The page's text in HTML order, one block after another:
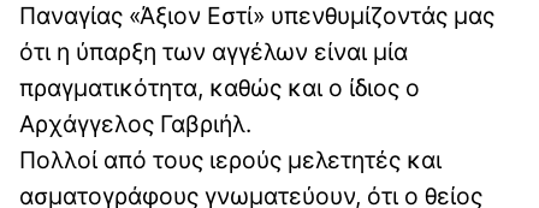
Παναγίας «Άξιον Εστί» υπενθυμίζοντάς μας
ότι η ύπαρξη των αγγέλων είναι μία
πραγματικότητα, καθώς και ο ίδιος ο
Αρχάγγελος Γαβριήλ.
Πολλοί από τους ιερούς μελετητές και
ασματογράφους γνωματεύουν, ότι ο θείος